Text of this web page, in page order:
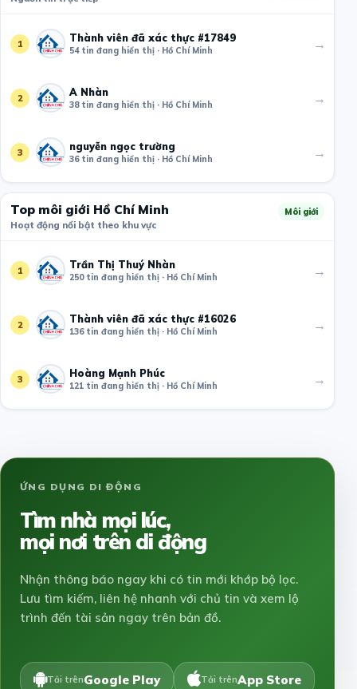
1 Thành viên đã xác thực #17849
54 tin đang hiển thị · Hồ Chí Minh →
2 A Nhàn
38 tin đang hiển thị · Hồ Chí Minh →
3 nguyễn ngọc trường
36 tin đang hiển thị · Hồ Chí Minh →
Top môi giới Hồ Chí Minh
Hoạt động nổi bật theo khu vực
Môi giới
1 Trần Thị Thuý Nhàn
250 tin đang hiển thị · Hồ Chí Minh →
2 Thành viên đã xác thực #16026
136 tin đang hiển thị · Hồ Chí Minh →
3 Hoàng Mạnh Phúc
121 tin đang hiển thị · Hồ Chí Minh →
ỨNG DỤNG DI ĐỘNG
Tìm nhà mọi lúc,
mọi nơi trên di động
Nhận thông báo ngay khi có tin mới khớp bộ lọc.
Lưu tìm kiếm, liên hệ nhanh với chủ tin và xem lộ
trình đến tài sản ngay trên bản đồ.
Tải trênGoogle Play Tải trênApp Store